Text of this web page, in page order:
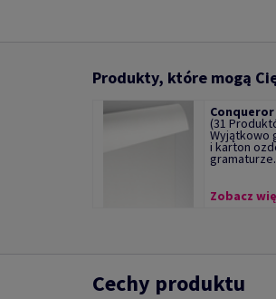
Produkty, które mogą
Conqueror
(31
Wyjątkowo
i karton
Zobacz
Cechy produktu